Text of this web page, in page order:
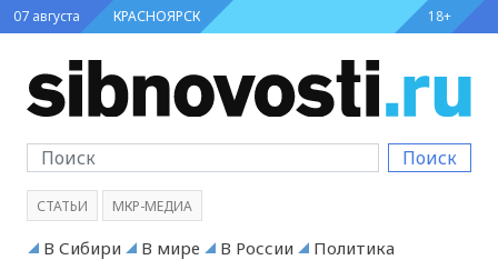
07 августа КРАСНОЯРСК 18+
Поиск
СТАТЬИ МКР-МЕДИА
В Сибири В мире В России
Политика